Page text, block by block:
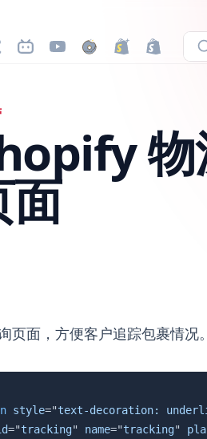
面
面，方便客户追踪包裹情况。
style="text-decoration:
="tracking" name="tracking"